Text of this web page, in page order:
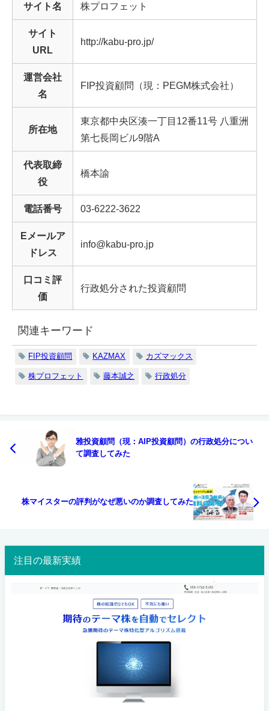
サイト名 株プロフェット
サイト
URL
http://kabu-pro.jp/
運営会社
名
FIP投資顧問（現：PEGM株式会社）
所在地
東京都中央区湊一丁目12番11号 八重洲
第七長岡ビル9階A
代表取締
役
橋本諭
電話番号 03-6222-3622
Eメールア
ドレス
info@kabu-pro.jp
口コミ評
価
行政処分された投資顧問
関連キーワード
FIP投資顧問 KAZMAX カズマックス
株プロフェット 藤本誠之 行政処分
雅投資顧問（現：AIP投資顧問）の行政処分につい
て調査してみた
株マイスターの評判がなぜ悪いのか調査してみた
注目の最新実績